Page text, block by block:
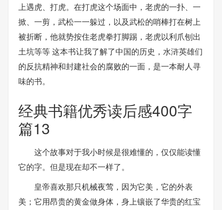
上遇虎、打虎。在打虎这个场面中，老虎的一扑、一
掀、一剪，武松一一躲过，以及武松的哨棒打在树上
被折断，他就势按住老虎拳打脚踢，老虎以利爪刨出
土坑等等 这本书让我了解了中国的历史，水浒英雄们
的反抗精神和封建社会的腐败的一面，是一本耐人寻
味的书。
经典书籍优秀读后感400字
篇13
这个故事对于我小时候是很难懂的，仅仅能读懂
它的字。但是现在却不一样了。
皇帝喜欢那只机械夜莺，因为它美，它的外表
美；它用昂贵的黄金做身体，身上镶嵌了华贵的红宝